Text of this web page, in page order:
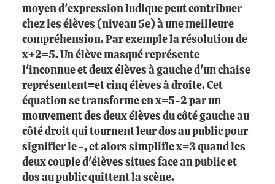
moyen d'expression ludique peut contribuer
chez les élèves (niveau 5e) à une meilleure
compréhension. Par exemple la résolution de
x+2=5. Un élève masqué représente
l'inconnue et deux élèves à gauche d'un chaise
représentent=et cinq élèves à droite. Cet
équation se transforme en x=5-2 par un
mouvement des deux élèves du côté gauche au
côté droit qui tournent leur dos au public pour
signifier le -, et alors simplifie x=3 quand les
deux couple d'élèves situes face an public et
dos au public quittent la scène.